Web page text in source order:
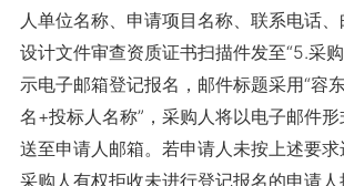
人单位名称、申请项目名称、联系电话
设计文件审查资质证书扫描件发至“5.采
示电子邮箱登记报名，邮件标题采用“容
名+投标人名称”，采购人将以电子邮件
送至申请人邮箱。若申请人未按上述要求
采购人有权拒收未进行登记报名的申请